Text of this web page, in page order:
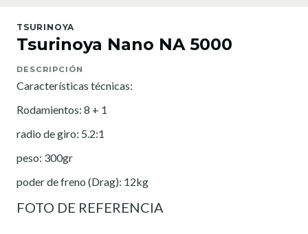
TSURINOYA
Tsurinoya Nano NA 5000
DESCRIPCIÓN
Características técnicas:
Rodamientos: 8 + 1
radio de giro: 5.2:1
peso: 300gr
poder de freno (Drag): 12kg
FOTO DE REFERENCIA